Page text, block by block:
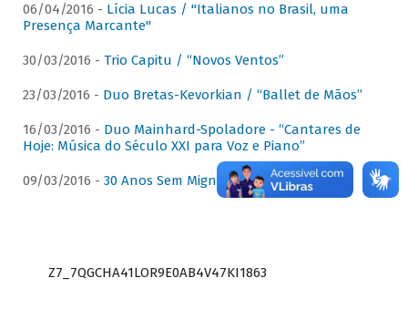
06/04/2016 - Lícia Lucas / "Italianos no Brasil, uma
Presença Marcante"
30/03/2016 - Trio Capitu / “Novos Ventos”
23/03/2016 - Duo Bretas-Kevorkian / “Ballet de Mãos”
16/03/2016 - Duo Mainhard-Spoladore - “Cantares de
Hoje: Música do Século XXI para Voz e Piano”
09/03/2016 - 30 Anos Sem Mignone
Z7_7QGCHA41LOR9E0AB4V47KI1863